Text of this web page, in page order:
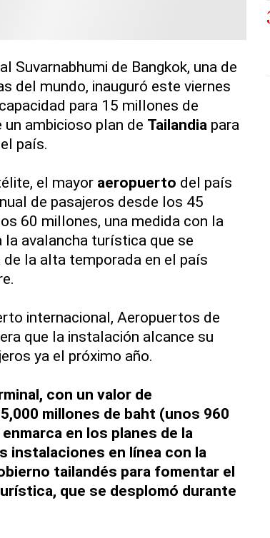
Suvarnabhumi de Bangkok, una de
del mundo, inauguró este viernes
para 15 millones de
ambicioso plan de Tailandia para
país.
el mayor aeropuerto del país
de pasajeros desde los 45
60 millones, una medida con la
la avalancha turística que se
la alta temporada en el país
internacional, Aeropuertos de
que la instalación alcance su
ya el próximo año.
con un valor de
millones de baht (unos 960
en los planes de la
instalaciones en línea con la
tailandés para fomentar el
que se desplomó durante